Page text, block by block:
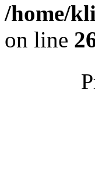
/home/
on line